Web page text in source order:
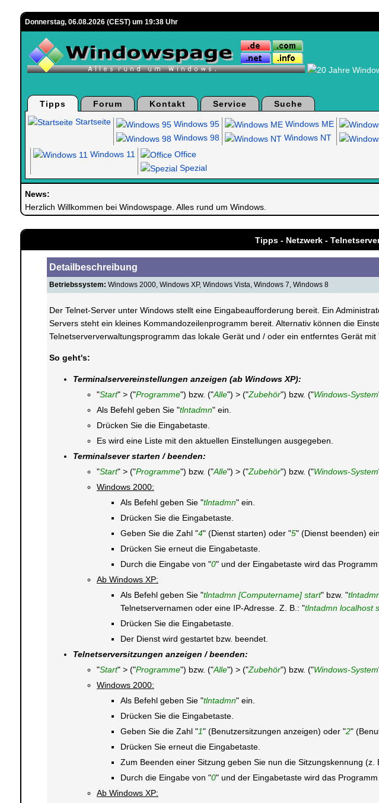
Donnerstag, 06.08.2026 (CEST) um 19:38 Uhr
Tipps Forum Kontakt Service
Suche
Startseite
Windows 95
Windows 98
Windows ME
Windows NT
Windows 11
Office
Spezial
News:
Herzlich Willkommen bei Windowspage. Alles rund um Windows.
Tipps - Netzwerk -
Detailbeschreibung
Betriebssystem: Windows 2000, Windows XP, Windows Vista, Windows 7, Windows 8
Der Telnet-Server unter Windows stellt eine Eingabeaufforderung bereit. Ein
Servers steht ein kleines Kommandozeilenprogramm bereit. Alternativ können die
Telnetserververwaltungsprogramm das lokale Gerät und / oder ein entferntes Gerät mit
So geht's:
Terminalservereinstellungen anzeigen (ab Windows XP):
"Start" > ("Programme") bzw. ("Alle") > ("Zubehör") bzw. ("Windows-System
Als Befehl geben Sie "tlntadmn" ein.
Drücken Sie die Eingabetaste.
Es wird eine Liste mit den aktuellen Einstellungen ausgegeben.
Terminalsever starten / beenden:
"Start" > ("Programme") bzw. ("Alle") > ("Zubehör") bzw. ("Windows-System
Windows 2000:
Als Befehl geben Sie "tlntadmn" ein.
Drücken Sie die Eingabetaste.
Geben Sie die Zahl "4" (Dienst starten) oder "5" (Dienst beenden) ein.
Drücken Sie erneut die Eingabetaste.
Durch die Eingabe von "0" und der Eingabetaste wird das Programm
Ab Windows XP:
Als Befehl geben Sie "tlntadmn [Computername] start" bzw. "
Telnetservernamen oder eine IP-Adresse. Z. B.: "tlntadmn localhost
Drücken Sie die Eingabetaste.
Der Dienst wird gestartet bzw. beendet.
Telnetserversitzungen anzeigen / beenden:
"Start" > ("Programme") bzw. ("Alle") > ("Zubehör") bzw. ("Windows-System
Windows 2000:
Als Befehl geben Sie "tlntadmn" ein.
Drücken Sie die Eingabetaste.
Geben Sie die Zahl "1" (Benutzersitzungen anzeigen) oder "2"
Drücken Sie erneut die Eingabetaste.
Zum Beenden einer Sitzung geben Sie nun die Sitzungskennung (z.
Durch die Eingabe von "0" und der Eingabetaste wird das Programm
Ab Windows XP: